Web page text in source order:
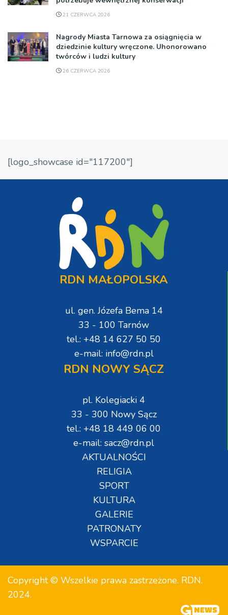
21 CZERWCA 2026
Nagrody Miasta Tarnowa za osiągnięcia w
dziedzinie kultury wręczone. Uhonorowano
twórców i ludzi kultury
26 CZERWCA 2026
[logo_showcase id="117200"]
RDN MAŁOPOLSKA
ul. gen. Józefa Bema 14
33 - 100 Tarnów
tel.: +48 14 627 50 50
e-mail: info@rdn.pl
RDN NOWY SĄCZ
pl. Kolegiacki 4
33 - 300 Nowy Sącz
tel.: +48 18 449 06 00
e-mail: sacz@rdn.pl
AKTUALNOŚCI
RELIGIA
SPORT
KULTURA
GALERIE
PATRONATY
WSPARCIE
Copyright © Wszelkie prawa zastrzeżone. RDN.
2024.